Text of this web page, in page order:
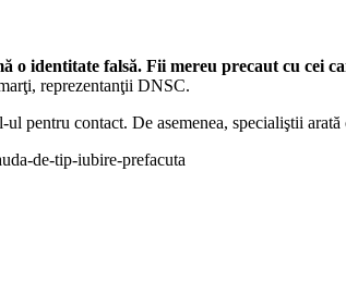
identitate falsă. Fii mereu precaut cu cei
reprezentanţii DNSC.
contact. De asemenea, specialiştii
de-tip-iubire-prefacuta